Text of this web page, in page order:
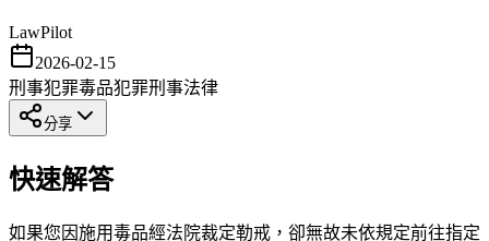
LawPilot
2026-02-15
刑事犯罪毒品犯罪刑事法律
分享
快速解答
如果您因施用毒品經法院裁定勒戒，卻無故未依規定前往指定